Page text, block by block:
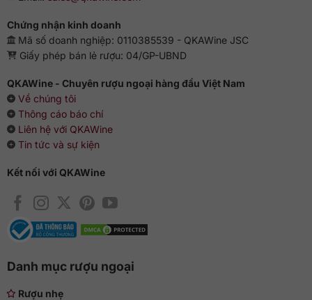
Chứng nhận kinh doanh
Mã số doanh nghiệp: 0110385539 - QKAWine JSC
Giấy phép bán lẻ rượu: 04/GP-UBND
QKAWine - Chuyên rượu ngoại hàng đầu Việt Nam
Về chúng tôi
Thông cáo báo chí
Liên hệ với QKAWine
Tin tức và sự kiện
Kết nối với QKAWine
Danh mục rượu ngoại
Rượu nhẹ